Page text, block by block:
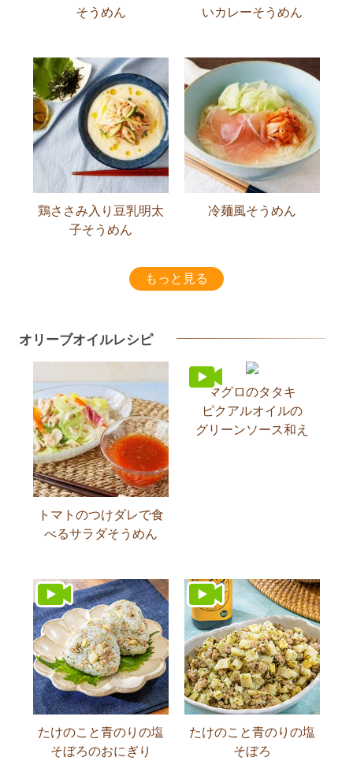
そうめん
いカレーそうめん
鶏ささみ入り豆乳明太
子そうめん
冷麺風そうめん
もっと見る
オリーブオイルレシピ
トマトのつけダレで食
べるサラダそうめん
マグロのタタキ
ピクアルオイルの
グリーンソース和え
たけのこと青のりの塩
そぼろのおにぎり
たけのこと青のりの塩
そぼろ